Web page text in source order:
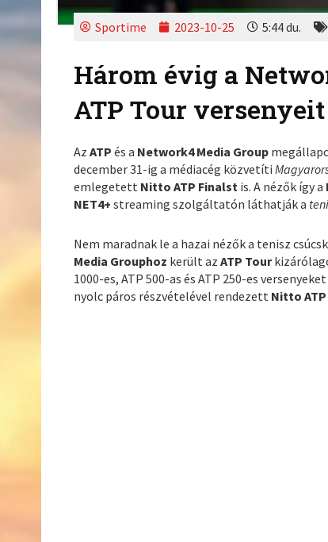
Sportime 2023-10-25 5:44 du.
Három évig a
ATP Tour versenyeit
AzATPés a Network4 Media Group
december 31-ig a médiacég közvetíti
emlegetett Nitto ATP Finalst is. A nézők így a
NET4+streaming szolgáltatón láthatják a
Nem maradnak le a hazai nézők a tenisz
Media Grouphoz került azATP Tour
1000-es, ATP 500-as és ATP 250-es
nyolc páros részvételével rendezett Nitto